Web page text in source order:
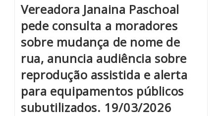
Vereadora Janaina Paschoal
pede consulta a moradores
sobre mudança de nome de
rua, anuncia audiência sobre
reprodução assistida e alerta
para equipamentos públicos
subutilizados. 19/03/2026